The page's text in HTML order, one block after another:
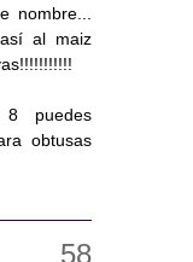
nombre...
al maiz
puedes
obtusas